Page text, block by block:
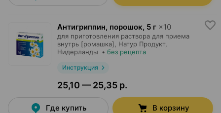
Антигриппин, порошок, 5 г ×10
для приготовления раствора для приема
внутрь [ромашка],
Натур Продукт,
Нидерланды • без рецепта
Инструкция
25,10 — 25,35 р.
Где купить В корзину